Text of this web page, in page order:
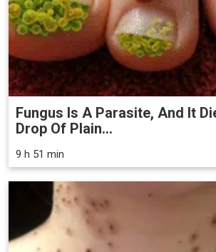
Fungus Is A Parasite, And It
Drop Of Plain...
9 h 51 min